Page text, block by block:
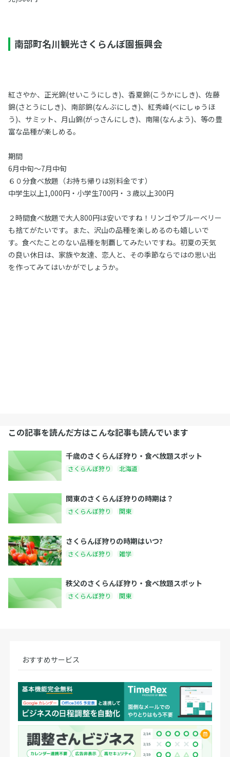
南部町名川観光さくらんぼ園振興会
紅さやか、正光錦(せいこうにしき)、香夏錦(こうかにしき)、佐藤
錦(さとうにしき)、南部錦(なんぶにしき)、紅秀峰(べにしゅうほ
う)、サミット、月山錦(がっさんにしき)、南陽(なんよう)、等の豊
富な品種が楽しめる。
期間
6月中旬～7月中旬
６０分食べ放題（お持ち帰りは別料金です）
中学生以上1,000円・小学生700円・３歳以上300円
２時間食べ放題で大人800円は安いですね！リンゴやブルーベリー
も捨てがたいです。また、沢山の品種を楽しめるのも嬉しいで
す。食べたことのない品種を制覇してみたいですね。初夏の天気
の良い休日は、家族や友達、恋人と、その季節ならではの思い出
を作ってみてはいかがでしょうか。
この記事を読んだ方はこんな記事も読んでいます
千歳のさくらんぼ狩り・食べ放題スポット
さくらんぼ狩り 北海道
関東のさくらんぼ狩りの時期は？
さくらんぼ狩り 関東
さくらんぼ狩りの時期はいつ?
さくらんぼ狩り 雑学
秩父のさくらんぼ狩り・食べ放題スポット
さくらんぼ狩り 関東
おすすめサービス